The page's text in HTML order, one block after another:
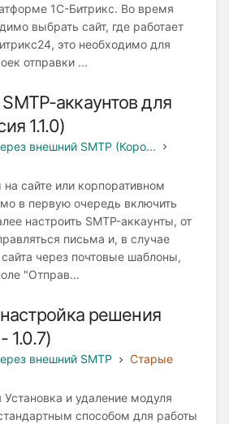
1С-Битрикс. Во время
выбрать сайт, где работает
это необходимо для
отправки ...
аккаунтов для
1.1.0)
внешний SMTP (Коро...
сайте или корпоративном
в первую очередь включить
настроить SMTP-аккаунты, от
письма и, в случае
через почтовые шаблоны,
"Отправ...
решения
1.0.7)
внешний SMTP
Старые
и удаление модуля
способом для работы